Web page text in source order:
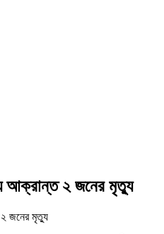
আক্রান্ত ২ জনের মৃত্যু